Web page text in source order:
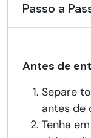
Passo a
Antes de
Separe
antes de
Tenha